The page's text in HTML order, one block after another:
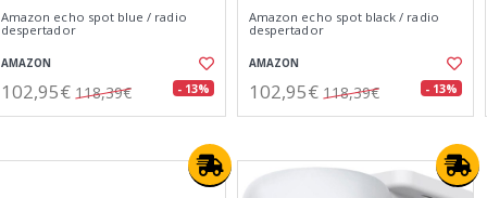
Amazon echo spot blue / radio
despertador
AMAZON
102,95€ 118,39€ - 13%
Amazon echo spot black / radio
despertador
AMAZON
102,95€ 118,39€ - 13%